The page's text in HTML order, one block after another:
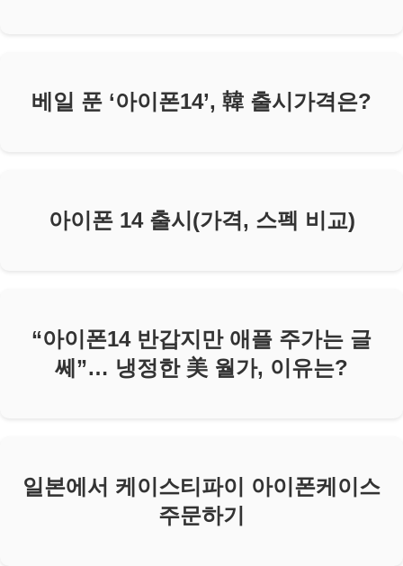
베일 푼 ‘아이폰14’, 韓 출시가격은?
아이폰 14 출시(가격, 스펙 비교)
“아이폰14 반갑지만 애플 주가는 글
쎄”… 냉정한 美 월가, 이유는?
일본에서 케이스티파이 아이폰케이스
주문하기